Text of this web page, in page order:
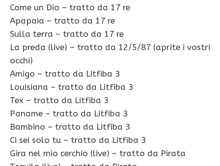
Come un Dio – tratto da 17 re
Apapaia – tratto da 17 re
Sulla terra – tratto da 17 re
La preda (live) – tratto da 12/5/87 (aprite i vostri
occhi)
Amigo – tratto da Litfiba 3
Louisiana – tratto da Litfiba 3
Tex – tratto da Litfiba 3
Paname – tratto da Litfiba 3
Bambino – tratto da Litfiba 3
Ci sei solo tu – tratto da Litfiba 3
Gira nel mio cerchio (live) – tratto da Pirata